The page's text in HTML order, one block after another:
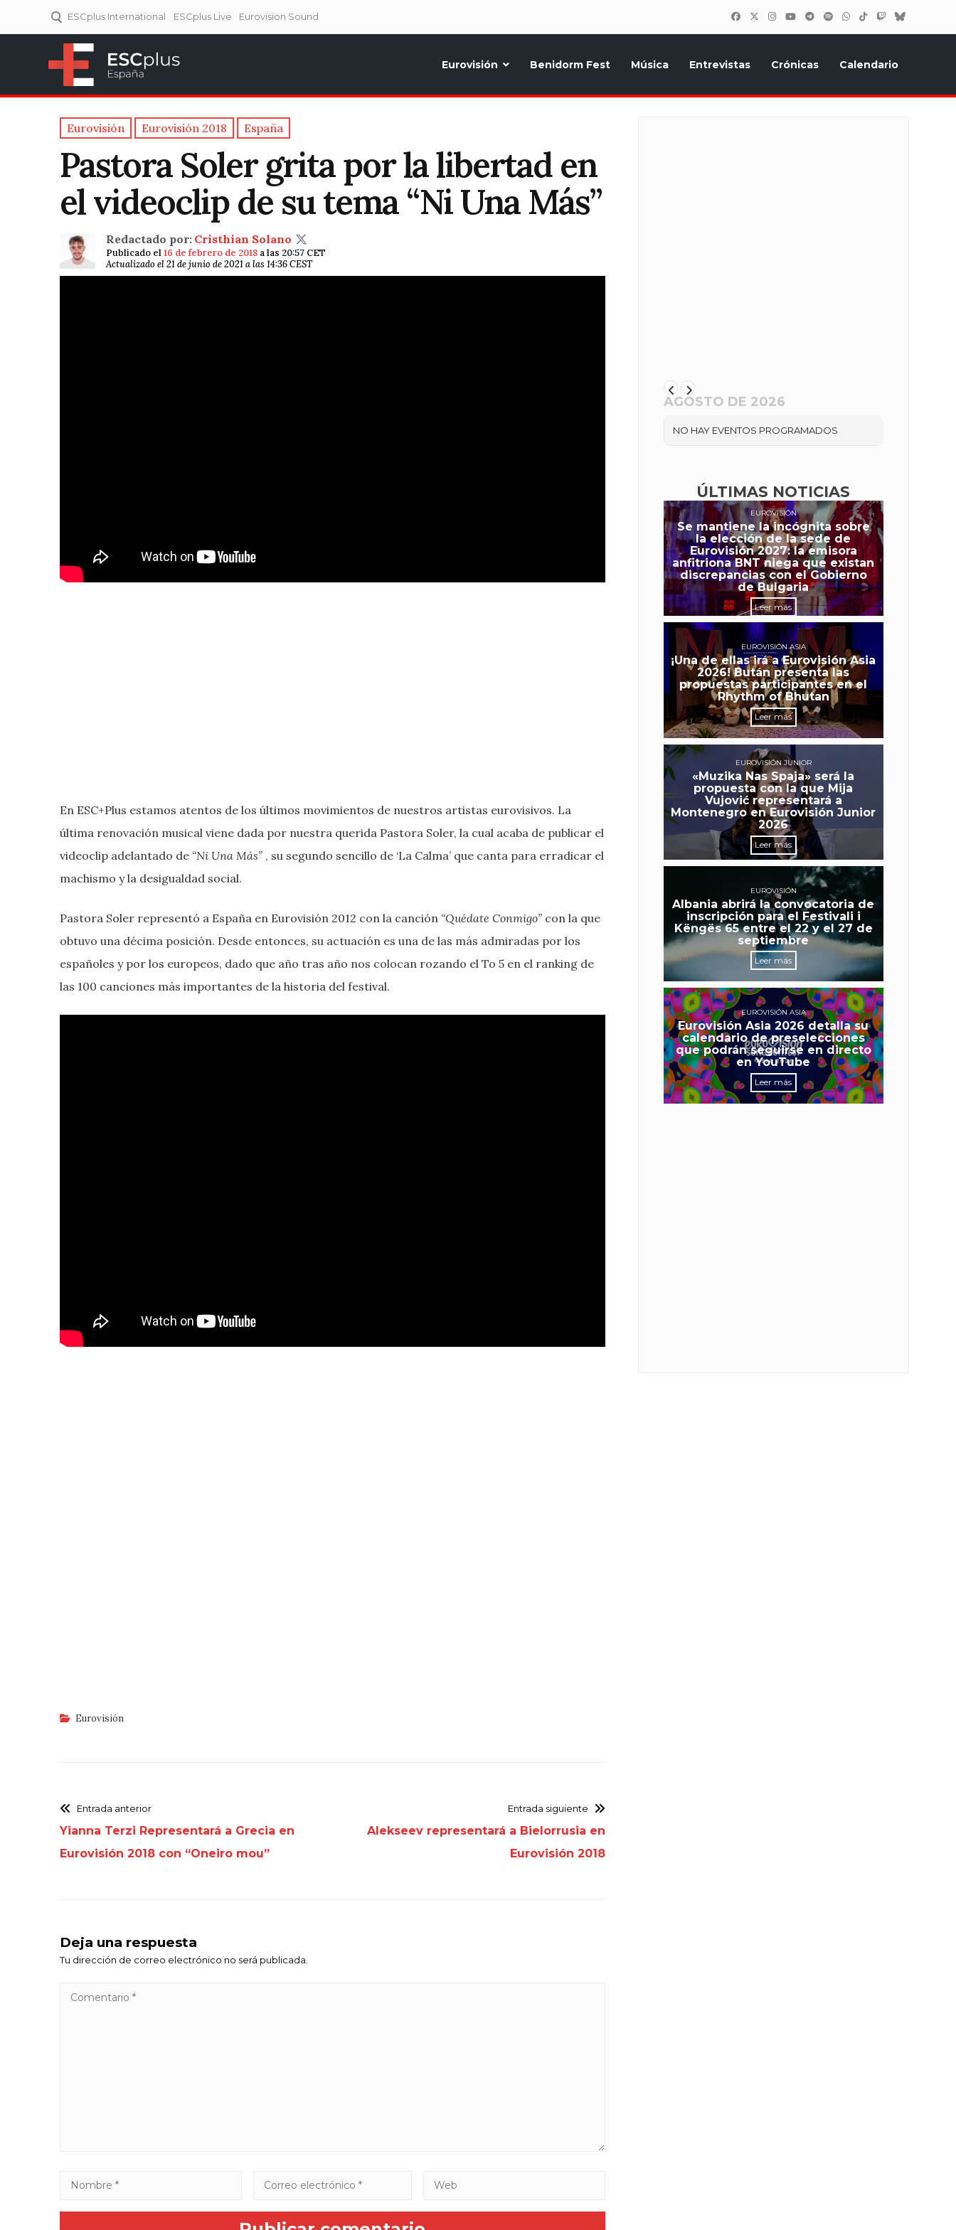
ESCplus International ESCplus Live Eurovision Sound
Eurovisión Benidorm Fest Música Entrevistas Crónicas Calendario
Eurovisión Eurovisión 2018 España
Pastora Soler grita por la libertad en
el videoclip de su tema “Ni Una Más”
Redactado por: Cristhian Solano
Publicado el16 de febrero de 2018 a las 20:57 CET
Actualizado el 21 de junio de 2021 a las 14:36 CEST
En ESC+Plus estamos atentos de los últimos movimientos de nuestros artistas eurovisivos. La
última renovación musical viene dada por nuestra querida Pastora Soler, la cual acaba de publicar el
videoclip adelantado de “Ni Una Más” , su segundo sencillo de ‘La Calma’ que canta para erradicar el
machismo y la desigualdad social.
Pastora Soler representó a España en Eurovisión 2012 con la canción “Quédate Conmigo” con la que
obtuvo una décima posición. Desde entonces, su actuación es una de las más admiradas por los
españoles y por los europeos, dado que año tras año nos colocan rozando el To 5 en el ranking de
las 100 canciones más importantes de la historia del festival.
Eurovisión
Entrada anterior
Yianna Terzi Representará a Grecia en
Eurovisión 2018 con “Oneiro mou”
Entrada siguiente
Alekseev representará a Bielorrusia en
Eurovisión 2018
Deja una respuesta
Tu dirección de correo electrónico no será publicada.
AGOSTO DE 2026
NO HAY EVENTOS PROGRAMADOS
ÚLTIMAS NOTICIAS
EUROVISIÓN
Se mantiene la incógnita sobre
la elección de la sede de
Eurovisión 2027: la emisora
anfitriona BNT niega que existan
discrepancias con el Gobierno
de Bulgaria
Leer más
EUROVISIÓN ASIA
¡Una de ellas irá a Eurovisión Asia
2026! Bután presenta las
propuestas participantes en el
Rhythm of Bhutan
Leer más
EUROVISIÓN JUNIOR
«Muzika Nas Spaja» será la
propuesta con la que Mija
Vujović representará a
Montenegro en Eurovisión Junior
2026
Leer más
EUROVISIÓN
Albania abrirá la convocatoria de
inscripción para el Festivali i
Këngës 65 entre el 22 y el 27 de
septiembre
Leer más
EUROVISIÓN ASIA
Eurovisión Asia 2026 detalla su
calendario de preselecciones
que podrán seguirse en directo
en YouTube
Leer más